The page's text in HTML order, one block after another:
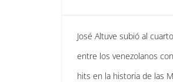
José Altuve subió al
entre los venezolanos
hits en la historia de las